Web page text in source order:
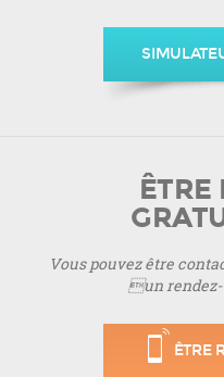
ÊTRE
Vous pouvez être
un rendez-
ÊTRE